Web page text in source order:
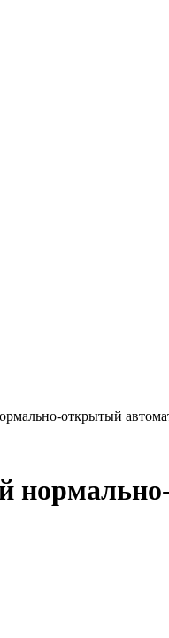
открытый